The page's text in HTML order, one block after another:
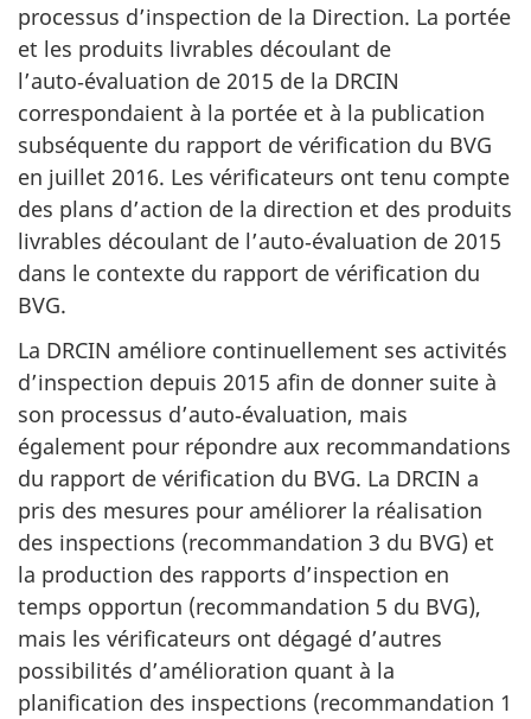
processus d’inspection de la Direction. La portée
et les produits livrables découlant de
l’auto‑évaluation de 2015 de la DRCIN
correspondaient à la portée et à la publication
subséquente du rapport de vérification du BVG
en juillet 2016. Les vérificateurs ont tenu compte
des plans d’action de la direction et des produits
livrables découlant de l’auto‑évaluation de 2015
dans le contexte du rapport de vérification du
BVG.
La DRCIN améliore continuellement ses activités
d’inspection depuis 2015 afin de donner suite à
son processus d’auto‑évaluation, mais
également pour répondre aux recommandations
du rapport de vérification du BVG. La DRCIN a
pris des mesures pour améliorer la réalisation
des inspections (recommandation 3 du BVG) et
la production des rapports d’inspection en
temps opportun (recommandation 5 du BVG),
mais les vérificateurs ont dégagé d’autres
possibilités d’amélioration quant à la
planification des inspections (recommandation 1